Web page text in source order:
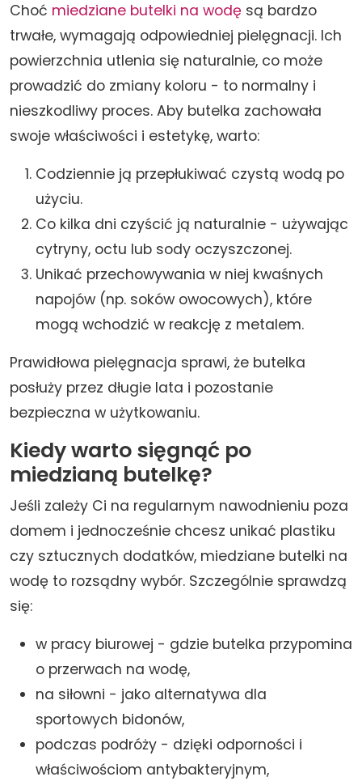
Choć miedziane butelki na wodę są bardzo
trwałe, wymagają odpowiedniej pielęgnacji. Ich
powierzchnia utlenia się naturalnie, co może
prowadzić do zmiany koloru - to normalny i
nieszkodliwy proces. Aby butelka zachowała
swoje właściwości i estetykę, warto:
Codziennie ją przepłukiwać czystą wodą po
użyciu.
Co kilka dni czyścić ją naturalnie - używając
cytryny, octu lub sody oczyszczonej.
Unikać przechowywania w niej kwaśnych
napojów (np. soków owocowych), które
mogą wchodzić w reakcję z metalem.
Prawidłowa pielęgnacja sprawi, że butelka
posłuży przez długie lata i pozostanie
bezpieczna w użytkowaniu.
Kiedy warto sięgnąć po
miedzianą butelkę?
Jeśli zależy Ci na regularnym nawodnieniu poza
domem i jednocześnie chcesz unikać plastiku
czy sztucznych dodatków, miedziane butelki na
wodę to rozsądny wybór. Szczególnie sprawdzą
się:
w pracy biurowej - gdzie butelka przypomina
o przerwach na wodę,
na siłowni - jako alternatywa dla
sportowych bidonów,
podczas podróży - dzięki odporności i
właściwościom antybakteryjnym,